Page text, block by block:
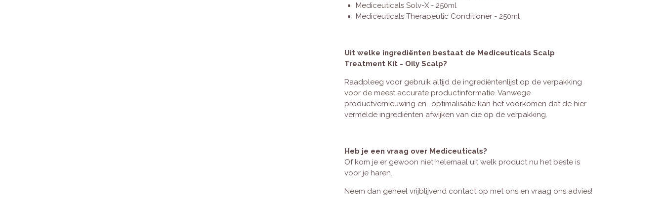
Mediceuticals Solv-X - 250ml
Mediceuticals Therapeutic Conditioner - 250ml
Uit welke ingrediënten bestaat de Mediceuticals Scalp
Treatment Kit - Oily Scalp?
Raadpleeg voor gebruik altijd de ingrediëntenlijst op de verpakking
voor de meest accurate productinformatie. Vanwege
productvernieuwing en -optimalisatie kan het voorkomen dat de hier
vermelde ingrediënten afwijken van die op de verpakking.
Heb je een vraag over Mediceuticals?
Of kom je er gewoon niet helemaal uit welk product nu het beste is
voor je haren.
Neem dan geheel vrijblijvend contact op met ons en vraag ons advies!